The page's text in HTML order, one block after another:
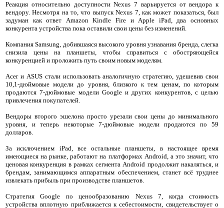
Реакция относительно доступности Nexus 7 варьируется от вендора к
вендору. Несмотря на то, что выпуск Nexus 7, как может показаться, был
задуман как ответ Amazon Kindle Fire и Apple iPad, два основных
конкурента устройства пока оставили свои цены без изменений.
Компания Samsung, добившаяся высокого уровня узнавания бренда, слегка
снизила цены на планшеты, чтобы справиться с обостряющейся
конкуренцией и проложить путь своим новым моделям.
Acer и ASUS стали использовать аналогичную стратегию, удешевив свои
10,1-дюймовые модели до уровня, близкого к тем ценам, по которым
продаются 7-дюймовые модели Google и других конкурентов, с целью
привлечения покупателей.
Вендоры второго эшелона просто урезали свои цены до минимального
уровня, и теперь некоторые 7-дюймовые модели продаются по 59
долларов.
За исключением iPad, все остальные планшеты, в настоящее время
имеющиеся на рынке, работают на платформах Android, а это значит, что
ценовая конкуренция в рамках сегмента Android продолжит накаляться, и
брендам, занимающимся аппаратным обеспечением, станет всё труднее
извлекать прибыль при производстве планшетов.
Стратегия Google по ценообразованию Nexus 7, когда стоимость
устройства вплотную приближается к себестоимости, свидетельствует о